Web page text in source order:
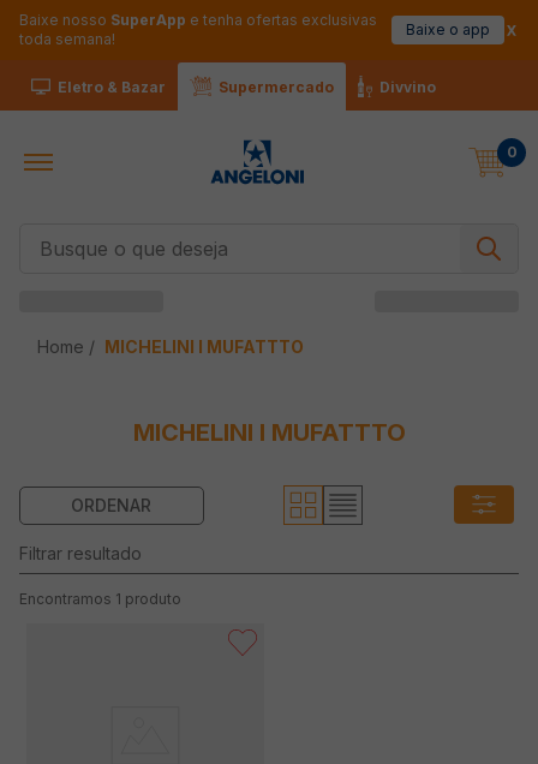
Baixe nosso SuperApp e tenha ofertas exclusivas
toda semana!
Baixe o app
Eletro & Bazar Supermercado Divvino
0
MICHELINI I MUFATTTO
MICHELINI I MUFATTTO
1 produto